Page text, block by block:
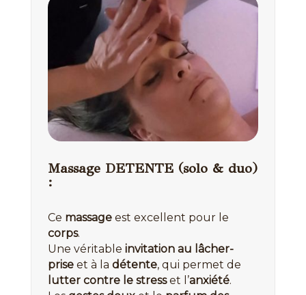
Massage DETENTE (solo & duo)
:
Ce massageest excellent pour le
corps.
Une véritable invitation au lâcher-
priseet à la détente, qui permet de
lutter contre le stresset l’anxiété.